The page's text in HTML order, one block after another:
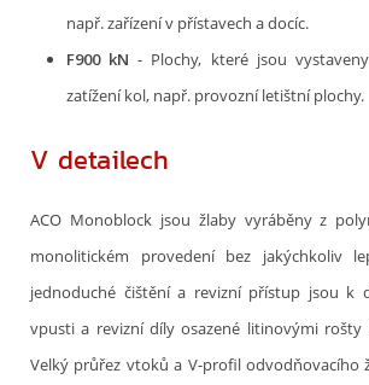
např. zařízení v přístavech a docíc.
F900 kN - Plochy, které jsou
zatížení kol, např. provozní letištní plochy.
V detailech
ACO Monoblock jsou žlaby vyráběny z
monolitickém provedení bez jakýchkoliv
jednoduché čištění a revizní přístup jsou k
vpusti a revizní díly osazené litinovými rošty
Velký průřez vtoků a V-profil odvodňovacího